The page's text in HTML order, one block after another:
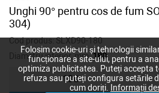
Unghi 90° pentru cos de fum
304)
Cod produs:SLXD90-180
Diametru interior, mm:180
130
Folosim cookie-uri și tehnologii
funcționare a site-ului, pentru a
optimiza publicitatea. Puteți accepta
refuza sau puteți configura setările
cum doriți.
Informații